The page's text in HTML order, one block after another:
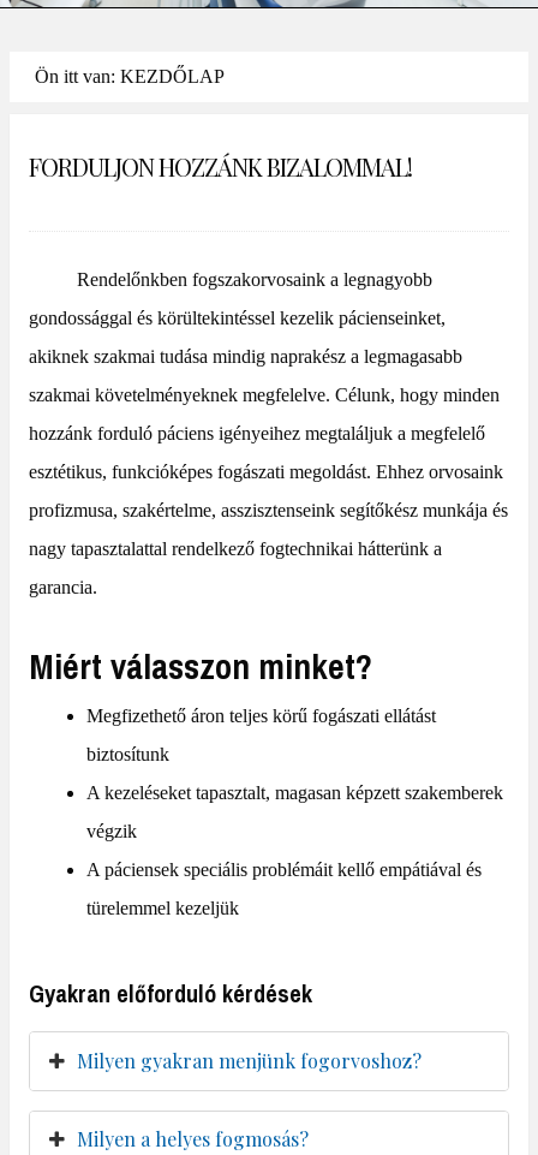
Ön itt van: KEZDŐLAP
FORDULJON HOZZÁNK BIZALOMMAL!
Rendelőnkben fogszakorvosaink a legnagyobb
gondossággal és körültekintéssel kezelik pácienseinket,
akiknek szakmai tudása mindig naprakész a legmagasabb
szakmai követelményeknek megfelelve. Célunk, hogy minden
hozzánk forduló páciens igényeihez megtaláljuk a megfelelő
esztétikus, funkcióképes fogászati megoldást. Ehhez orvosaink
profizmusa, szakértelme, asszisztenseink segítőkész munkája és
nagy tapasztalattal rendelkező fogtechnikai hátterünk a
garancia.
Miért válasszon minket?
Megfizethető áron teljes körű fogászati ellátást
biztosítunk
A kezeléseket tapasztalt, magasan képzett szakemberek
végzik
A páciensek speciális problémáit kellő empátiával és
türelemmel kezeljük
Gyakran előforduló kérdések
Milyen gyakran menjünk fogorvoshoz?
Milyen a helyes fogmosás?